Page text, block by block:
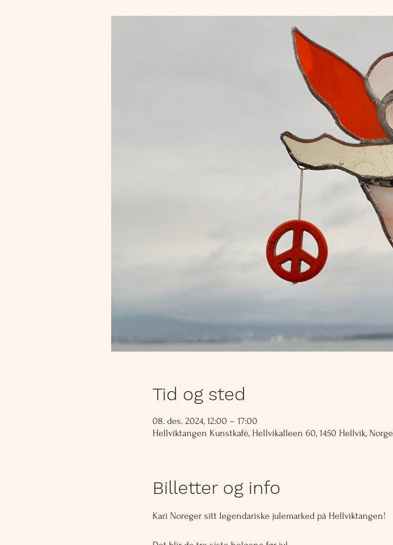
Tid og sted
08. des. 2024, 12:00 – 17:00
Hellviktangen Kunstkafé, Hellvikalleen 60, 1450 Hellvik, Norge
Billetter og info
Kari Noreger sitt legendariske julemarked på Hellviktangen!